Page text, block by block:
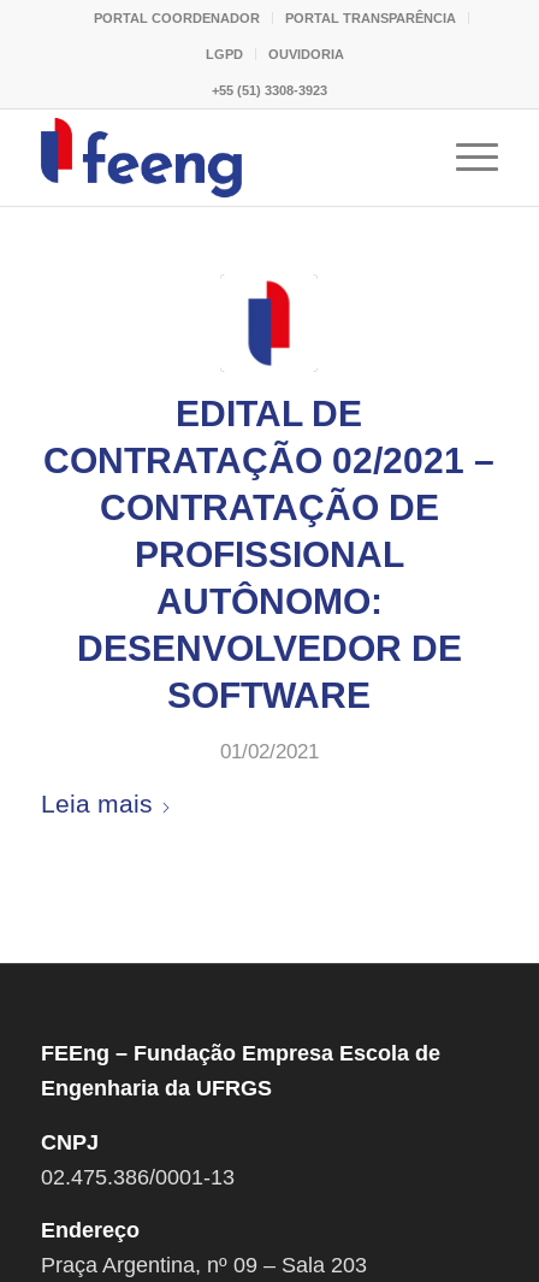
PORTAL COORDENADOR PORTAL TRANSPARÊNCIA
LGPD OUVIDORIA
+55 (51) 3308-3923
EDITAL DE
CONTRATAÇÃO 02/2021 –
CONTRATAÇÃO DE
PROFISSIONAL
AUTÔNOMO:
DESENVOLVEDOR DE
SOFTWARE
01/02/2021
Leia mais
FEEng – Fundação Empresa Escola de
Engenharia da UFRGS
CNPJ
02.475.386/0001-13
Endereço
Praça Argentina, nº 09 – Sala 203